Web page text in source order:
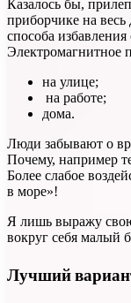
Казалось бы,
приборчике на
способа
Электромагнитное
на улице;
на работе;
дома.
Люди забывают о
Почему, например
Более слабое
в море»!
Я лишь выражу
вокруг себя малый
Лучший